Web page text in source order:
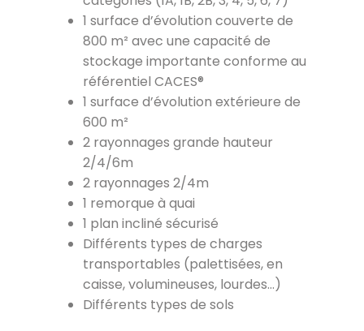
1 surface d’évolution couverte de
800 m² avec une capacité de
stockage importante conforme au
référentiel CACES®
1 surface d’évolution extérieure de
600 m²
2 rayonnages grande hauteur
2/4/6m
2 rayonnages 2/4m
1 remorque à quai
1 plan incliné sécurisé
Différents types de charges
transportables (palettisées, en
caisse, volumineuses, lourdes…)
Différents types de sols